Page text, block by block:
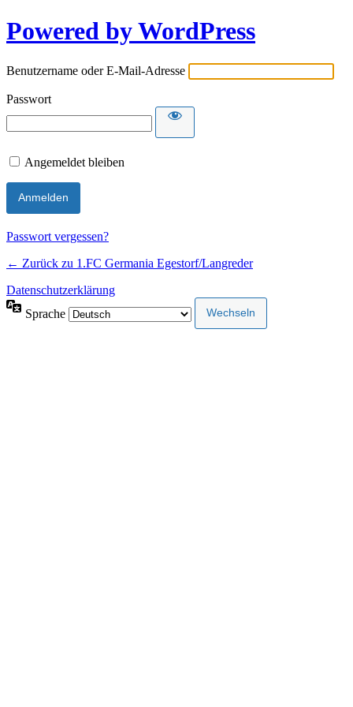
Powered by WordPress
Benutzername oder E-Mail-Adresse
Passwort
Angemeldet bleiben
Passwort vergessen?
← Zurück zu 1.FC Germania Egestorf/Langreder
Datenschutzerklärung
Sprache